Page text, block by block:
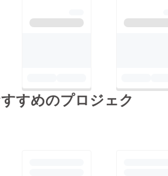
ていただく
スタジオ収
違いって皆
常温・冷
記をご用意
すめのプロジェク